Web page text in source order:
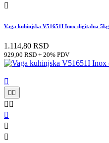

Vaga kuhinjska V51651I Inox digitalna 5kg
1.114,80 RSD
929,00 RSD + 20% PDV

 
 


